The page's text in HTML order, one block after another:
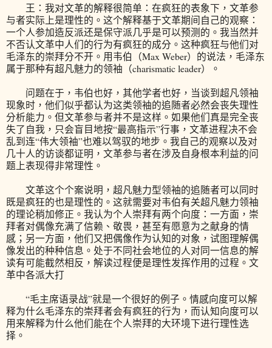
王：我对文革的解释很简单：在疯狂的表象下，文革参
与者实际上是理性的。这个解释基于文革期间自己的观察：
一个人参加造反派还是保守派几乎是可以预测的。我当然并
不否认文革中人们的行为有疯狂的成分。这种疯狂与他们对
毛泽东的崇拜分不开。用韦伯（Max Weber）的说法，毛泽东
属于那种有超凡魅力的领袖（charismatic leader）。
问题在于，韦伯也好，其他学者也好，当谈到超凡领袖
现象时，他们似乎都认为这类领袖的追随者必然会丧失理性
分析能力。但文革参与者并不是这样。如果他们真是完全丧
失了自我，只会盲目地按“最高指示”行事，文革进程决不会
乱到连“伟大领袖”也难以驾驭的地步。我自己的观察以及对
几十人的访谈都证明，文革参与者在涉及自身根本利益的问
题上表现得非常理性。
文革这个个案说明，超凡魅力型领袖的追随者可以同时
既是疯狂的也是理性的。这就需要对韦伯有关超凡魅力领袖
的理论稍加修正。我认为个人崇拜有两个向度：一方面，崇
拜者对偶像充满了信赖、敬畏，甚至有愿意为之献身的情
感；另一方面，他们又把偶像作为认知的对象，试图理解偶
像发出的种种信息。处于不同社会地位的人对同一信息的解
读有可能截然相反，解读过程便是理性发挥作用的过程。文
革中各派大打
“毛主席语录战”就是一个很好的例子。情感向度可以解
释为什么毛泽东的崇拜者会有疯狂的行为，而认知向度可以
用来解释为什么他们能在个人崇拜的大环境下进行理性选
择。